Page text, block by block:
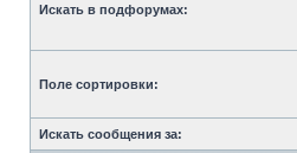
Искать в подфорумах:
Поле сортировки:
Искать сообщения за: